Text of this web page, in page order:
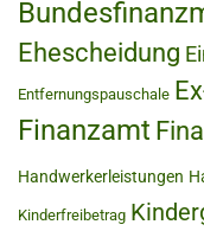
Ehescheidung
Entfernungspauschale
Finanzamt
Handwerkerleistungen
Kinderfreibetrag